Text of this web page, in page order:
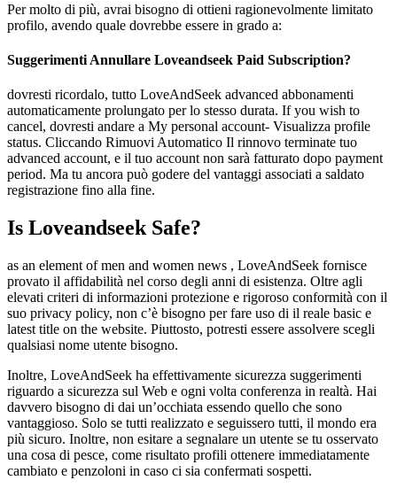
Per molto di più, avrai bisogno di ottieni ragionevolmente limitato
profilo, avendo quale dovrebbe essere in grado a:
Suggerimenti Annullare Loveandseek Paid Subscription?
dovresti ricordalo, tutto LoveAndSeek advanced abbonamenti
automaticamente prolungato per lo stesso durata. If you wish to
cancel, dovresti andare a My personal account- Visualizza profile
status. Cliccando Rimuovi Automatico Il rinnovo terminate tuo
advanced account, e il tuo account non sarà fatturato dopo payment
period. Ma tu ancora può godere del vantaggi associati a saldato
registrazione fino alla fine.
Is Loveandseek Safe?
as an element of men and women news , LoveAndSeek fornisce
provato il affidabilità nel corso degli anni di esistenza. Oltre agli
elevati criteri di informazioni protezione e rigoroso conformità con il
suo privacy policy, non c’è bisogno per fare uso di il reale basic e
latest title on the website. Piuttosto, potresti essere assolvere scegli
qualsiasi nome utente bisogno.
Inoltre, LoveAndSeek ha effettivamente sicurezza suggerimenti
riguardo a sicurezza sul Web e ogni volta conferenza in realtà. Hai
davvero bisogno di dai un’occhiata essendo quello che sono
vantaggioso. Solo se tutti realizzato e seguissero tutti, il mondo era
più sicuro. Inoltre, non esitare a segnalare un utente se tu osservato
una cosa di pesce, come risultato profili ottenere immediatamente
cambiato e penzoloni in caso ci sia confermati sospetti.